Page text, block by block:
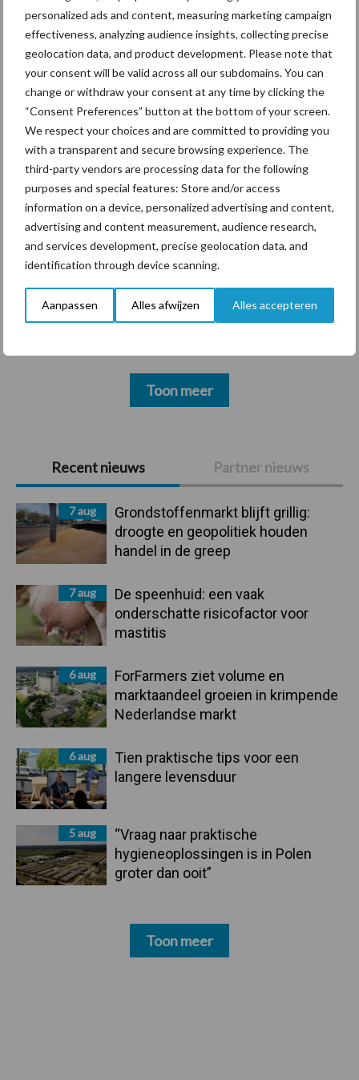
personalized ads and content, measuring marketing campaign
effectiveness, analyzing audience insights, collecting precise
geolocation data, and product development. Please note that
your consent will be valid across all our subdomains. You can
change or withdraw your consent at any time by clicking the
“Consent Preferences” button at the bottom of your screen.
We respect your choices and are committed to providing you
with a transparent and secure browsing experience. The
third-party vendors are processing data for the following
purposes and special features: Store and/or access
information on a device, personalized advertising and content,
advertising and content measurement, audience research,
and services development, precise geolocation data, and
identification through device scanning.
Aanpassen Alles afwijzen Alles accepteren
Primaire
Sidebar
Recent nieuws Partner nieuws
7 aug
Grondstoffenmarkt blijft grillig:
droogte en geopolitiek houden
handel in de greep
7 aug
De speenhuid: een vaak
onderschatte risicofactor voor
mastitis
6 aug
ForFarmers ziet volume en
marktaandeel groeien in krimpende
Nederlandse markt
6 aug
Tien praktische tips voor een
langere levensduur
5 aug
“Vraag naar praktische
hygieneoplossingen is in Polen
groter dan ooit”
Toon meer
ForFarmers ziet volume en
marktaandeel groeien in
krimpende Nederlandse
markt
Themapagina's
Diergezondheid Bemesting Fokkerij
Derogatie Fosfaatrechten
Toon meer